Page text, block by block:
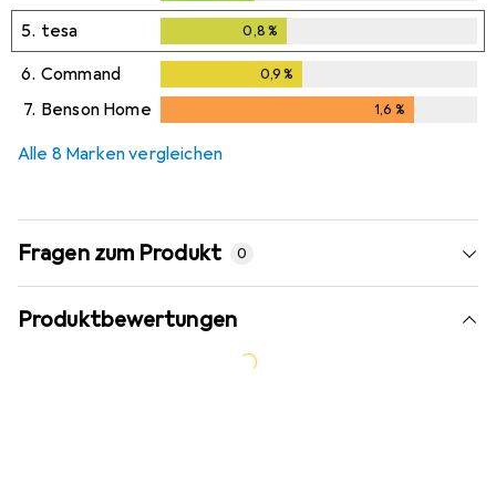
5. tesa 0,8 %
6. Command 0,9%
7. Benson Home 1,6 %
Alle 8 Marken vergleichen
Fragen zum Produkt 0
Produktbewertungen